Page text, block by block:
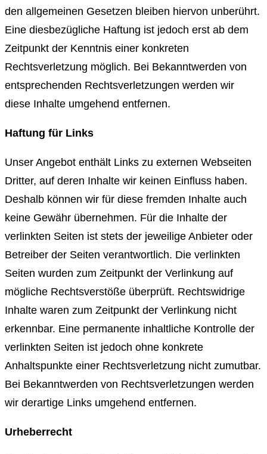
den allgemeinen Gesetzen bleiben hiervon unberührt.
Eine diesbezügliche Haftung ist jedoch erst ab dem
Zeitpunkt der Kenntnis einer konkreten
Rechtsverletzung möglich. Bei Bekanntwerden von
entsprechenden Rechtsverletzungen werden wir
diese Inhalte umgehend entfernen.
Haftung für Links
Unser Angebot enthält Links zu externen Webseiten
Dritter, auf deren Inhalte wir keinen Einfluss haben.
Deshalb können wir für diese fremden Inhalte auch
keine Gewähr übernehmen. Für die Inhalte der
verlinkten Seiten ist stets der jeweilige Anbieter oder
Betreiber der Seiten verantwortlich. Die verlinkten
Seiten wurden zum Zeitpunkt der Verlinkung auf
mögliche Rechtsverstöße überprüft. Rechtswidrige
Inhalte waren zum Zeitpunkt der Verlinkung nicht
erkennbar. Eine permanente inhaltliche Kontrolle der
verlinkten Seiten ist jedoch ohne konkrete
Anhaltspunkte einer Rechtsverletzung nicht zumutbar.
Bei Bekanntwerden von Rechtsverletzungen werden
wir derartige Links umgehend entfernen.
Urheberrecht